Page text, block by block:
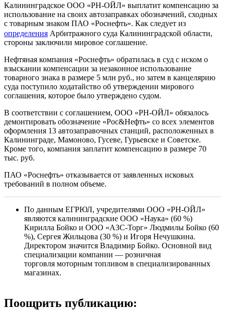
Калининградское ООО «РН-ОЙЛ» выплатит компенсацию за
использование на своих автозаправках обозначений, сходных
с товарным знаком ПАО «Роснефть». Как следует из
определения Арбитражного суда Калининградской области,
стороны заключили мировое соглашение.
Нефтяная компания «Роснефть» обратилась в суд с иском о
взыскании компенсации за незаконное использование
товарного знака в размере 5 млн руб., но затем в канцелярию
суда поступило ходатайство об утверждении мирового
соглашения, которое было утверждено судом.
В соответствии с соглашением, ООО «РН-ОЙЛ» обязалось
демонтировать обозначение «Рос&Нефть» со всех элементов
оформления 13 автозаправочных станций, расположенных в
Калининграде, Мамоново, Гусеве, Гурьевске и Советске.
Кроме того, компания заплатит компенсацию в размере 70
тыс. руб.
ПАО «Роснефть» отказывается от заявленных исковых
требований в полном объеме.
По данным ЕГРЮЛ, учредителями ООО «РН-ОЙЛ»
являются калининградские ООО «Наука» (60 %)
Кирилла Бойко и ООО «АЗС-Торг» Людмилы Бойко (60
%), Сергея Жильцова (30 %) и Игоря Нечушкина.
Директором значится Владимир Бойко. Основной вид
специализации компании — розничная
торговля моторным топливом в специализированных
магазинах.
Поощрить публикацию: